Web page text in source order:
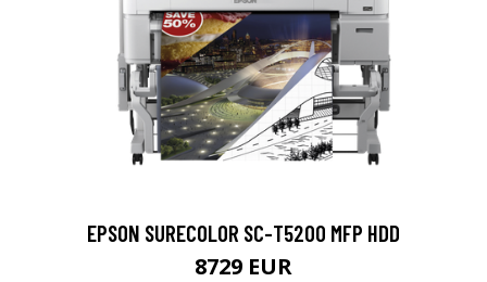
EPSON SURECOLOR SC-T5200 MFP HDD
8729 EUR